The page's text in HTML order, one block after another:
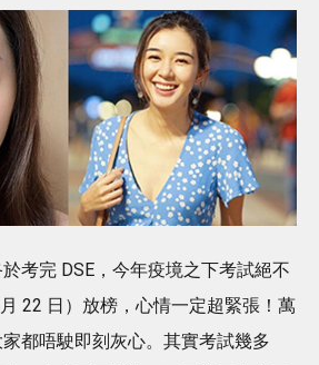
考完 DSE，今年疫境之下考試絕不
22 日）放榜，心情一定超緊張！萬
都唔駛即刻灰心。其實考試幾多